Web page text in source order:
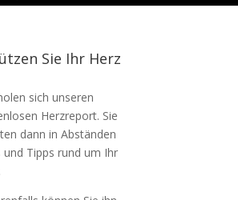
Sie Ihr Herz
sich unseren
Herzreport. Sie
dann in Abständen
und Tipps rund um Ihr